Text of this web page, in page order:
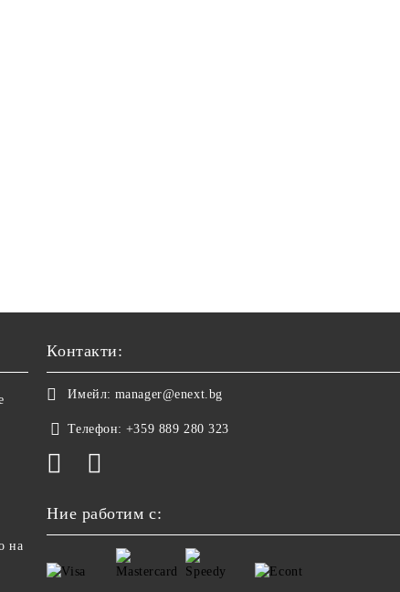
на
Контакти:
Имейл: manager@enext.bg
Телефон: +359 889 280 323
Ние работим с: